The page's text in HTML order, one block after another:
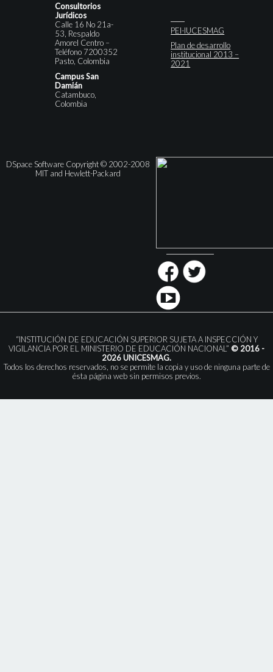
Consultorios
Jurídicos
Calle 16 No 21a-
53, Respaldo
Amorel Centro –
Teléfono 7200352
Pasto, Colombia
Campus San
Damián
Catambuco,
Colombia
PEI-IUCESMAG
Plan de desarrollo
institucional 2013 –
2021
DSpace Software Copyright © 2002-2008
MIT and Hewlett-Packard
“INSTITUCIÓN DE EDUCACIÓN SUPERIOR SUJETA A INSPECCIÓN Y
VIGILANCIA POR EL MINISTERIO DE EDUCACIÓN NACIONAL” © 2016 -
2026 UNICESMAG.
Todos los derechos reservados, no se permite la copia y uso de ninguna parte de
ésta página web sin permisos previos.